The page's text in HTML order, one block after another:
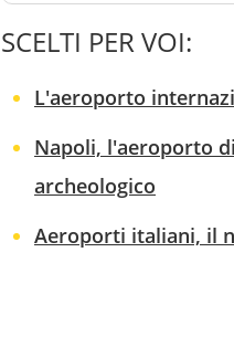
SCELTI PER VOI:
L'aeroporto
Napoli, l'aeroporto
archeologico
Aeroporti italiani, il